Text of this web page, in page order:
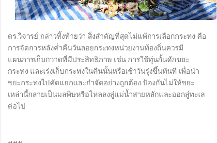
ดร.วิจารย์ กล่าวทิ้งท้ายว่า สิ่งสำคัญที่สุดไม่แพ้การเลือกกระทง คือ
การจัดการหลังค่ำคืนวันลอยกระทงหน่วยงานท้องถิ่นควรมี
แผนการเก็บกวาดที่มีประสิทธิภาพ เช่น การใช้ทุ่นกั้นดักขยะ
กระทง และเร่งเก็บกระทงในคืนนั้นหรือเช้าวันรุ่งขึ้นทันที เพื่อนำ
ขยะกระทงไปคัดแยกและกำจัดอย่างถูกต้อง ป้องกันไม่ให้ขยะ
เหล่านี้กลายเป็นมลพิษหรือไหลลงสู่แม่น้ำสายหลักและออกสู่ทะเล
ต่อไป